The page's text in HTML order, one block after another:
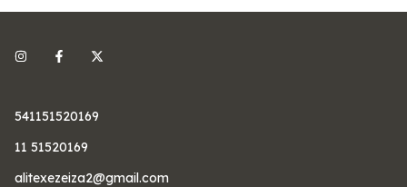
541151520169
11 51520169
alitexezeiza2@gmail.com